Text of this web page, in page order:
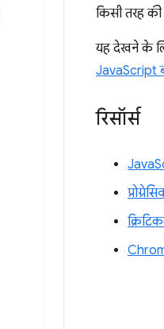
किसी तरह
यह देखने के
JavaScript
रिसॉर्स